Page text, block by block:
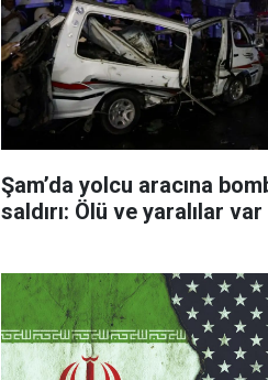
Şam’da yolcu aracına
saldırı: Ölü ve yaralılar var